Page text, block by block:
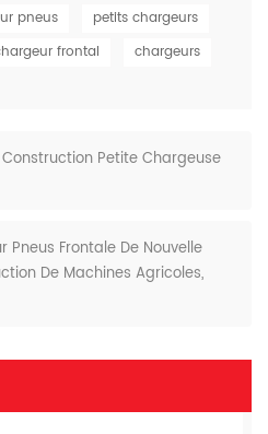
pneus
petits chargeurs
frontal
chargeurs
Petite Chargeuse
Pneus Frontale De Nouvelle
De Machines Agricoles,